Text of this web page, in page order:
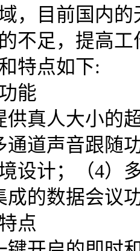
，目前国内
不足，提高
特点如下:
能
供真人大小的
通道声音跟随
设计；（4）
成的数据会议
点